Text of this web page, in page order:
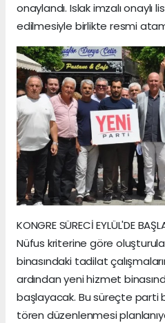
onaylandı. Islak imzalı onaylı
edilmesiyle birlikte resmi
KONGRE SÜRECİ EYLÜL'DE
Nüfus kriterine göre
binasındaki tadilat
ardından yeni hizmet
başlayacak. Bu süreçte parti
tören düzenlenmesi